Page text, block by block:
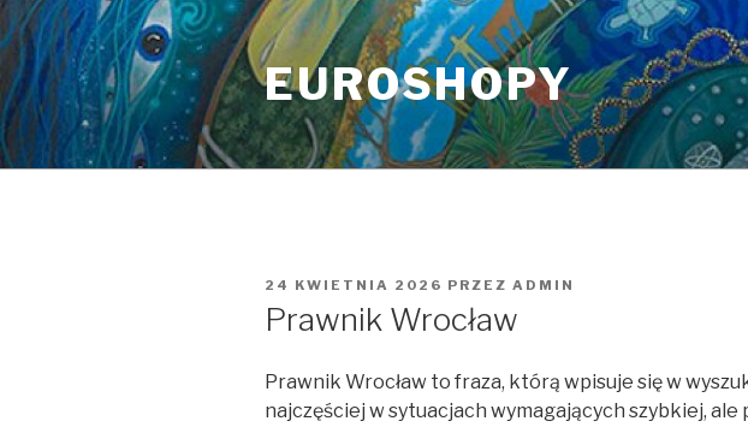
Przeskocz
do
treści
EUROSHOPY
OPUBLIKOWANE
24 KWIETNIA 2026 PRZEZ ADMIN
Prawnik Wrocław
Prawnik Wrocław to fraza, którą wpisuje się w
najczęściej w sytuacjach wymagających szybkiej, ale